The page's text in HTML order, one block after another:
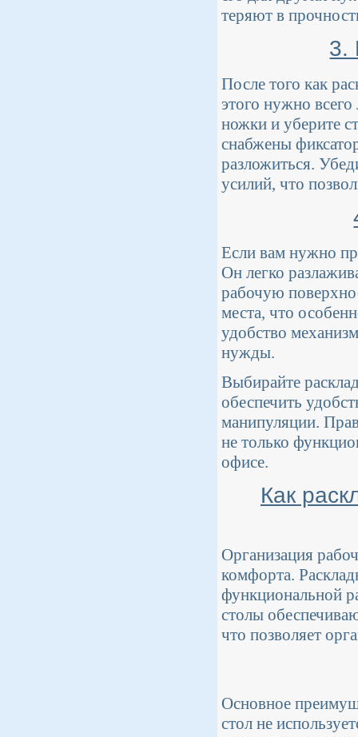
теряют в
3.
После того как
этого нужно
ножки и уберите
снабжены
разложиться.
усилий, что
Если вам нужно
Он легко
рабочую
места, что
удобство
нужды.
Выбирайте
обеспечить
манипуляции.
не только
офисе.
Как
Организация
комфорта.
функциональной
столы
что позволяет
Основное
стол не